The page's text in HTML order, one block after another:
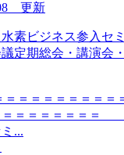
更新
素ビジネス参入セ
議定期総会・講演会
＝＝＝＝＝＝＝＝＝
＝＝＝＝＝＝＝
...